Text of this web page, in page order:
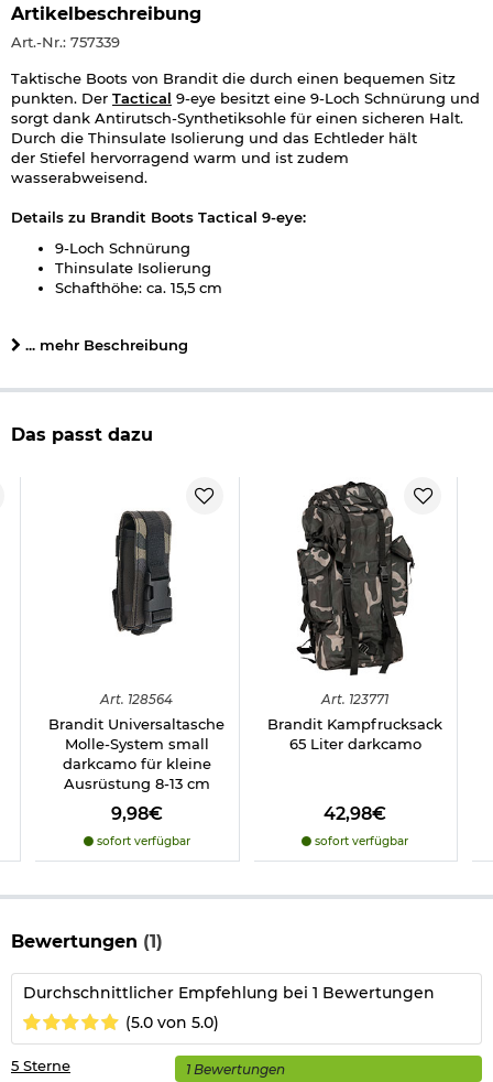
Artikelbeschreibung
Art.-Nr.: 757339
Taktische Boots von Brandit die durch einen bequemen Sitz
punkten. Der Tactical 9-eye besitzt eine 9-Loch Schnürung und
sorgt dank Antirutsch-Synthetiksohle für einen sicheren Halt.
Durch die Thinsulate Isolierung und das Echtleder hält
der Stiefel hervorragend warm und ist zudem
wasserabweisend.
Details zu Brandit Boots Tactical 9-eye:
9-Loch Schnürung
Thinsulate Isolierung
Schafthöhe: ca. 15,5 cm
Sohle: Gummi
Marke: Brandit
Herstellerinformationen
... mehr Beschreibung
Das passt dazu
Art. 128564
Brandit Universaltasche
Molle-System small
darkcamo für kleine
Ausrüstung 8-13 cm
9,98€
sofort verfügbar
Art. 123771
Brandit Kampfrucksack
65 Liter darkcamo
42,98€
sofort verfügbar
Bewertungen (1)
Durchschnittlicher Empfehlung bei 1 Bewertungen
(5.0 von 5.0)
5 Sterne 1 Bewertungen